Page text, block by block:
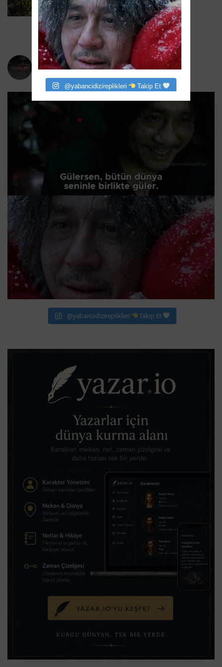
HBO’nun Suç Dramanına Geri Dönüyor
6 Ağustos 2026
yabancidizireplikleri
@yabancidizireplikleri Takip Et
@yabancidizireplikleri Takip Et